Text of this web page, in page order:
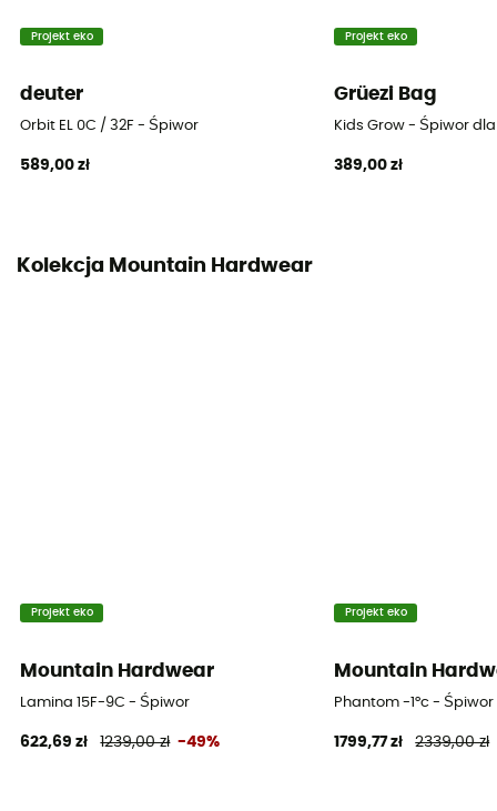
Regular : 147 cm - Long : 152 cm
Szerokość w biodrach
-9°C
Projekt eko
deuter
Orbit EL 0C / 32F - Śpiwor
589,00 zł
Projekt eko
Grüezi Bag
Kids Grow - Śpiwor
389,00 zł
Kolekcja Mountain Hardwear
Projekt eko
Mountain Hardwear
Lamina 15F-9C - Śpiwor
622,69 zł 1239,00 zł -49%
Projekt eko
Mountain
Phantom -1°c - Śpiwor
1799,77 zł 2339,00 zł